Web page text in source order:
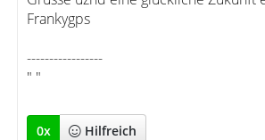
Frankygps
-----------------
" "
0x Hilfreich